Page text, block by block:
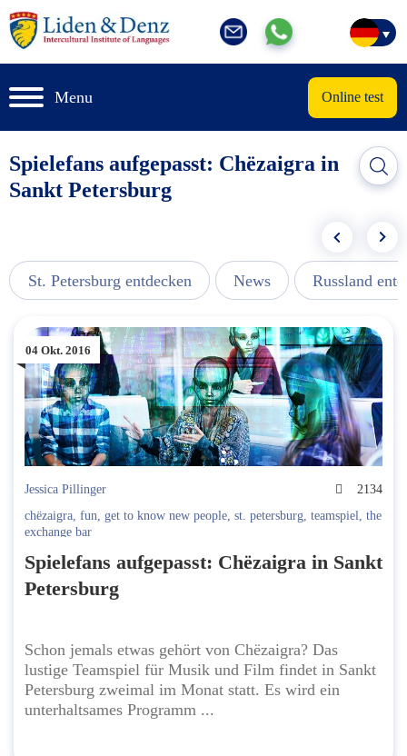
Menu Online test
Spielefans aufgepasst: Chёzaigra in
Sankt Petersburg
St. Petersburg entdecken News Russland
04 Okt. 2016
Jessica Pillinger
2134
chёzaigra, fun, get to know new people, st. petersburg, teamspiel, the
exchange bar
Spielefans aufgepasst: Chёzaigra in Sankt
Petersburg
Schon jemals etwas gehört von Chёzaigra? Das
lustige Teamspiel für Musik und Film findet in Sankt
Petersburg zweimal im Monat statt. Es wird ein
unterhaltsames Programm ...